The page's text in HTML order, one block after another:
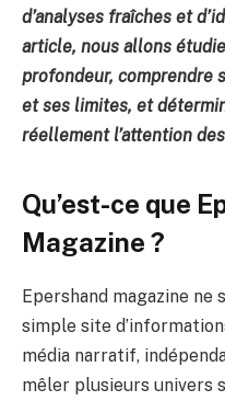
d’analyses fraîches et
article, nous allons
profondeur, comprendre
et ses limites, et
réellement l’attention
Qu’est-ce que
Magazine ?
Epershand magazine ne
simple site
média narratif,
mêler plusieurs univers